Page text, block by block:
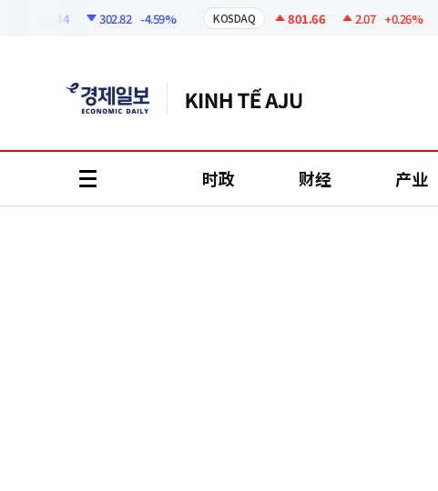
302.82 -4.59% KOSDAQ 801.66 2.07 +0.26%
时政 财经 产业